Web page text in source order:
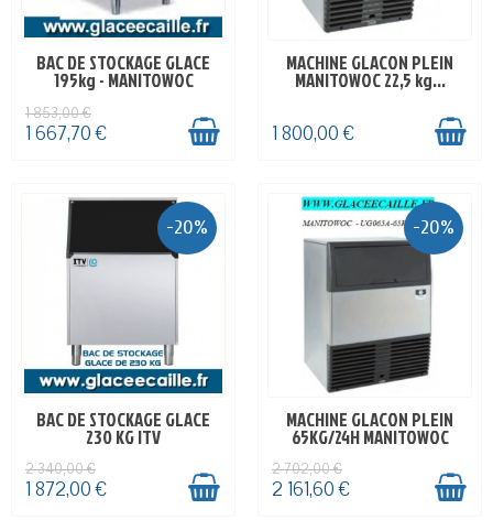
EN STOCK
BAC DE STOCKAGE GLACE
195kg - MANITOWOC
1 853,00 €
1 667,70 €
EN STOCK
MACHINE GLACON PLEIN
MANITOWOC 22,5 kg...
1 800,00 €
-20%
EN STOCK
BAC DE STOCKAGE GLACE
230 KG ITV
2 340,00 €
1 872,00 €
-20%
EN STOCK
MACHINE GLACON PLEIN
65KG/24H MANITOWOC
2 702,00 €
2 161,60 €